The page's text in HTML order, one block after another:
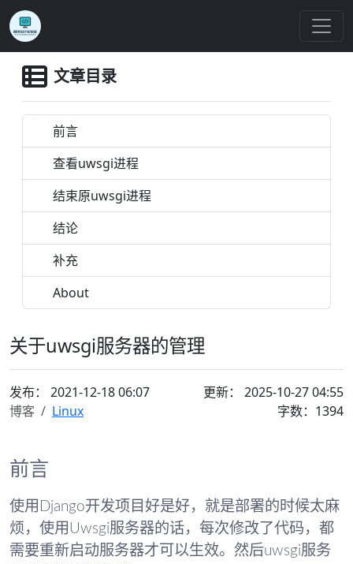
文章目录
前言
查看uwsgi进程
结束原uwsgi进程
结论
补充
About
关于uwsgi服务器的管理
发布： 2021-12-18 06:07
更新： 2025-10-27 04:55
博客
Linux 字数：1394
前言
使用Django开发项目好是好，就是部署的时候太麻
烦，使用Uwsgi服务器的话，每次修改了代码，都
需要重新启动服务器才可以生效。然后uwsgi服务